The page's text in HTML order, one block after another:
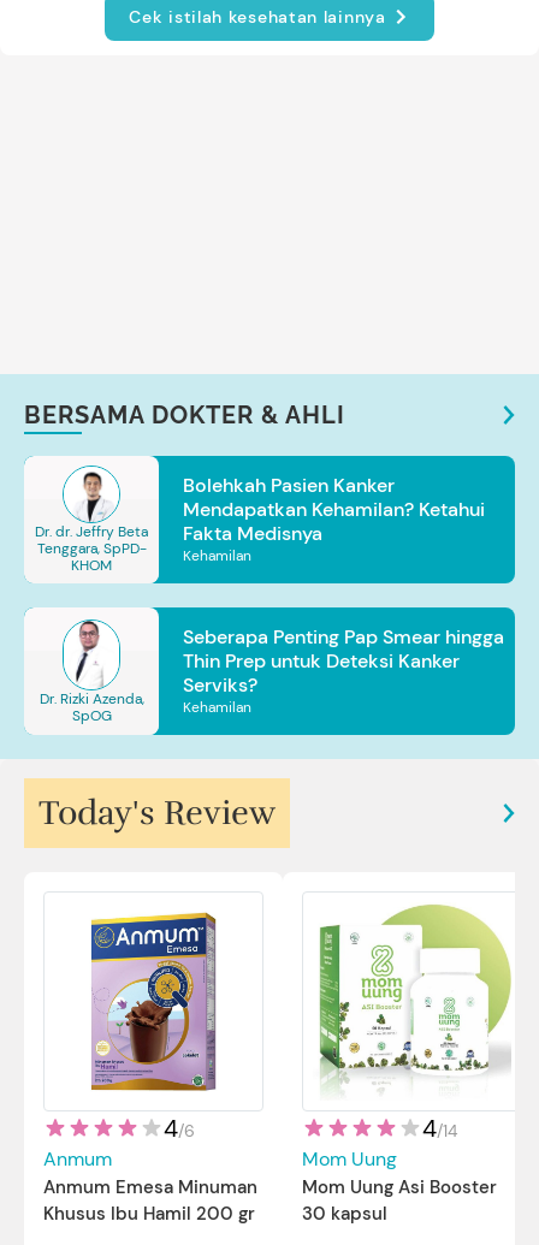
Cek istilah kesehatan lainnya
BERSAMA DOKTER & AHLI
Dr. dr. Jeffry Beta
Tenggara, SpPD-
KHOM
Bolehkah Pasien Kanker
Mendapatkan Kehamilan? Ketahui
Fakta Medisnya
Kehamilan
Dr. Rizki Azenda,
SpOG
Seberapa Penting Pap Smear hingga
Thin Prep untuk Deteksi Kanker
Serviks?
Kehamilan
Today's Review
4/6
Anmum
Anmum Emesa Minuman
Khusus Ibu Hamil 200 gr
4/14
Mom Uung
Mom Uung Asi Booster
30 kapsul